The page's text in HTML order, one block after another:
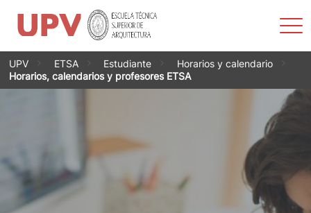
Saltar
contenido
UPV ETSA Estudiante
Horarios y calendario
Horarios, calendarios y profesores ETSA